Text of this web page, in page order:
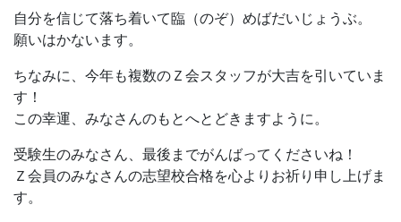
自分を信じて落ち着いて臨（のぞ）めばだいじょうぶ。
願いはかないます。
ちなみに、今年も複数のＺ会スタッフが大吉を引いていま
す！
この幸運、みなさんのもとへとどきますように。
受験生のみなさん、最後までがんばってくださいね！
Ｚ会員のみなさんの志望校合格を心よりお祈り申し上げま
す。